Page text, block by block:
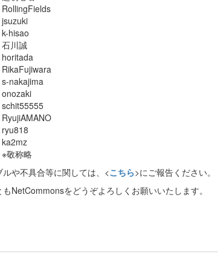
RollingFields
jsuzuki
k-hisao
石川誠
horitada
RikaFujiwara
s-nakajima
onozaki
schit55555
RyujiAMANO
ryu818
ka2mz
※敬称略
ルや不具合等に関しては、<こちら>にご報告ください。
もNetCommonsをどうぞよろしくお願いいたします。